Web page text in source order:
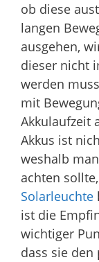
ob diese
langen
ausgehen,
dieser nicht
werden
mit
Akkulaufzeit
Akkus ist
weshalb
achten
Solarleuchte
ist die
wichtiger
dass sie